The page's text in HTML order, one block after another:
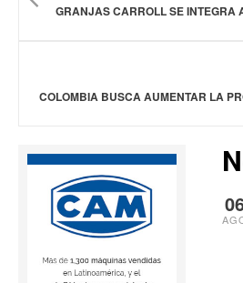
COLOMBIA BUSCA AUMENTAR LA